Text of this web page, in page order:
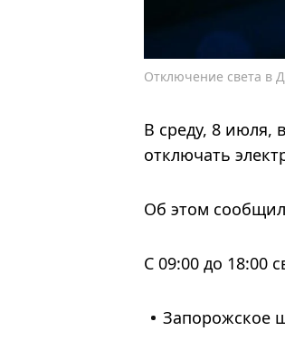
Отключение света в
В среду, 8 июля,
отключать
Об этом
С 09:00 до 18:00
Запорожское